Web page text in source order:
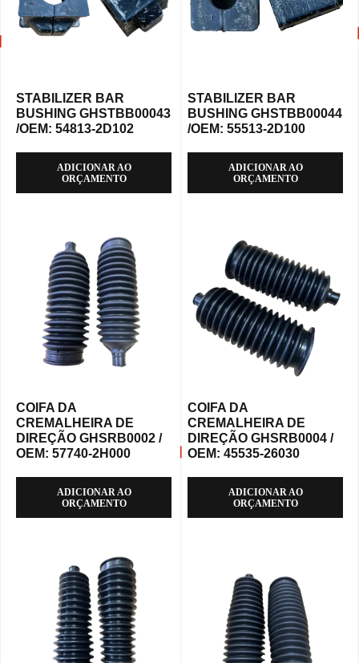
STABILIZER BAR
BUSHING GHSTBB00043
/OEM: 54813-2D102
ADICIONAR AO
ORÇAMENTO
STABILIZER BAR
BUSHING GHSTBB00044
/OEM: 55513-2D100
ADICIONAR AO
ORÇAMENTO
COIFA DA
CREMALHEIRA DE
DIREÇÃO GHSRB0002 /
OEM: 57740-2H000
ADICIONAR AO
ORÇAMENTO
COIFA DA
CREMALHEIRA DE
DIREÇÃO GHSRB0004 /
OEM: 45535-26030
ADICIONAR AO
ORÇAMENTO